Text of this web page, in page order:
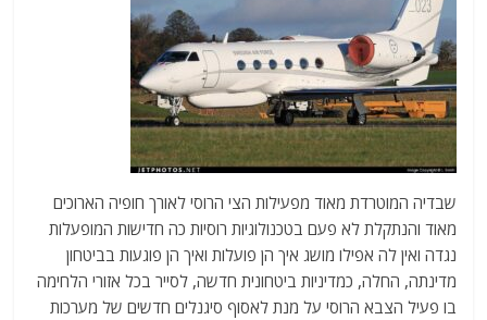
שבדיה המוטרדת מאוד מפעילות הצי הרוסי לאורך חופיה הארוכים
מאוד והנתקלת לא פעם בטכנולוגיות רוסיות כה חדישות המופעלות
נגדה ואין לה אפילו מושג איך הן פועלות ואיך הן פוגעות בביטחון
מדינתה, החלה, כמדיניות ביטחונית חדשה, לסייר בכל אזורי הלחימה
בו פעיל הצבא הרוסי על מנת לאסוף סיגנלים חדשים של מערכות